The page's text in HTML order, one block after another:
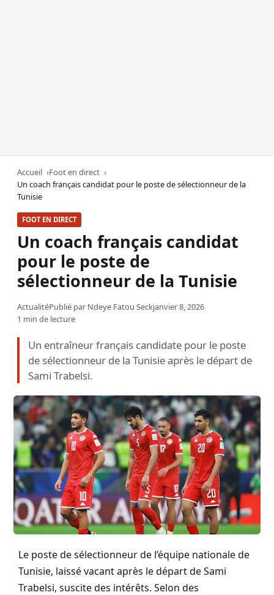
Accueil
Foot en direct
Un coach français candidat pour le poste de sélectionneur de la
Tunisie
FOOT EN DIRECT
Un coach français candidat
pour le poste de
sélectionneur de la Tunisie
ActualitéPublié par Ndeye Fatou Seckjanvier 8, 2026
1 min de lecture
Un entraîneur français candidate pour le poste
de sélectionneur de la Tunisie après le départ de
Sami Trabelsi.
Le poste de sélectionneur de l’équipe nationale de
Tunisie, laissé vacant après le départ de Sami
Trabelsi, suscite des intérêts. Selon des